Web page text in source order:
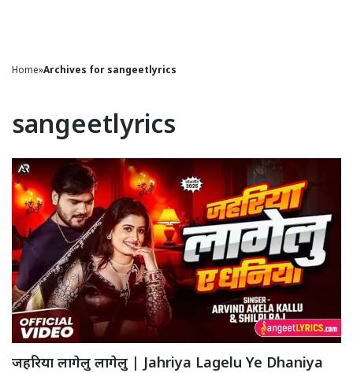
Home»Archives for sangeetlyrics
sangeetlyrics
जहरिया लागेलु लागेलु | Jahriya Lagelu Ye Dhaniya